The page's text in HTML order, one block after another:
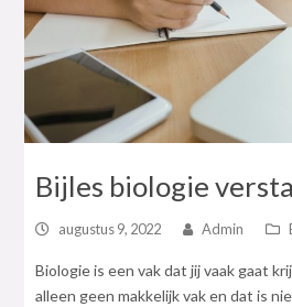
Bijles biologie
augustus 9, 2022 Admin
Biologie is een vak dat jij vaak gaat
alleen geen makkelijk vak en dat is